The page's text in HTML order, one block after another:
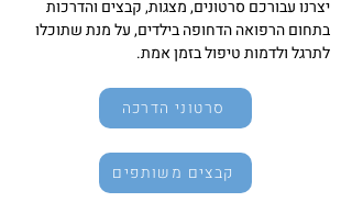
יצרנו עבורכם סרטונים, מצגות, קבצים והדרכות
בתחום הרפואה הדחופה בילדים, על מנת שתוכלו
לתרגל ולדמות טיפול בזמן אמת.
סרטוני הדרכה
קבצים משותפים